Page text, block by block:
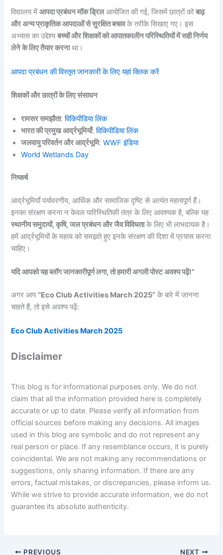
विद्यालय मेंआपदा प्रबंधन मॉक ड्रिलआयोजित की गई, जिसमें छात्रों कोबाढ़
और अन्य प्राकृतिक आपदाओं से सुरक्षित बचावके तरीके सिखाए गए। इस
अभ्यास का उद्देश्यबच्चों और शिक्षकों को आपातकालीन परिस्थितियों में सही निर्णय
लेने के लिए तैयार करनाथा।
आपदा प्रबंधन की विस्तृत जानकारी के लिए यहां क्लिक करें
शिक्षकों और छात्रों के लिए संसाधन
रामसर समझौता:विकिपीडिया लिंक
भारत की प्रमुख आर्द्रभूमियाँ:विकिपीडिया लिंक
जलवायु परिवर्तन और आर्द्रभूमि:WWF इंडिया
World Wetlands Day
निष्कर्ष
आर्द्रभूमियाँ पर्यावरणीय, आर्थिक और सामाजिक दृष्टि से अत्यंत महत्वपूर्ण हैं।
इनका संरक्षण करना न केवल पारिस्थितिकी तंत्र के लिए आवश्यक है, बल्कि यह
स्थानीय समुदायों, कृषि, जल प्रबंधन और जैव विविधताके लिए भी लाभदायक है।
हमें आर्द्रभूमियों के महत्व को समझते हुए इनके संरक्षण की दिशा में प्रयास करना
चाहिए।
यदि आपको यह ब्लॉग जानकारीपूर्ण लगा, तो हमारी अगली पोस्ट अवश्य पढ़ें!”
अगर आप “Eco Club Activities March 2025” के बारे में जानना
चाहते हैं, तो इसे अवश्य पढ़ें:
Eco Club Activities March 2025
Disclaimer
This blog is for informational purposes only. We do not
claim that all the information provided here is completely
accurate or up to date. Please verify all information from
official sources before making any decisions. All images
used in this blog are symbolic and do not represent any
real person or place. If any resemblance occurs, it is purely
coincidental. We are not making any recommendations or
suggestions, only sharing information. If there are any
errors, factual mistakes, or discrepancies, please inform us.
While we strive to provide accurate information, we do not
guarantee its absolute authenticity.
PREVIOUS NEXT